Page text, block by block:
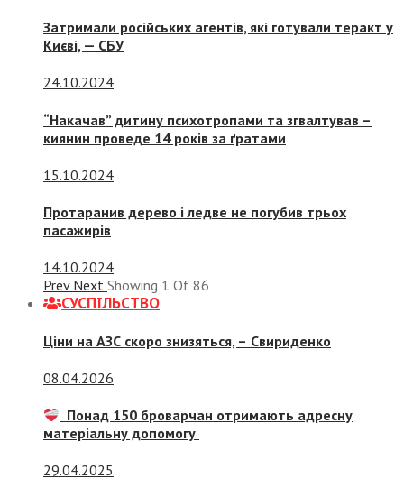
Затримали російських агентів, які готували теракт у
Києві, — СБУ
24.10.2024
“Накачав” дитину психотропами та згвалтував –
киянин проведе 14 років за ґратами
15.10.2024
Протаранив дерево і ледве не погубив трьох
пасажирів
14.10.2024
Prev Next Showing 1 Of 86
СУСПIЛЬСТВО
Ціни на АЗС скоро знизяться, – Свириденко
08.04.2026
Понад 150 броварчан отримають адресну
матеріальну допомогу
29.04.2025